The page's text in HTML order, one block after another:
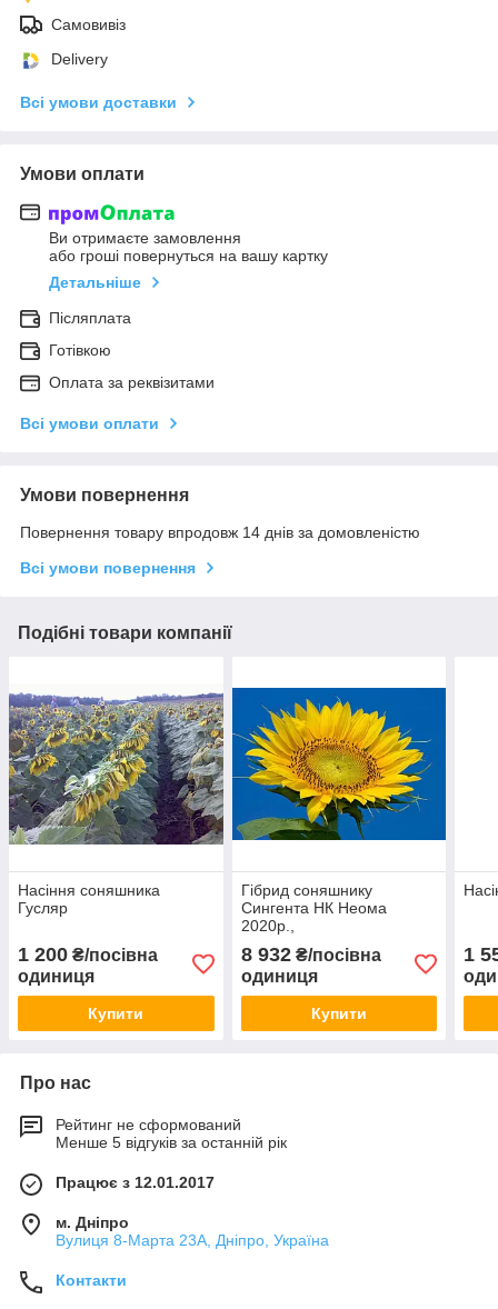
Самовивіз
Delivery
Всі умови доставки
Умови оплати
Ви отримаєте замовлення
або гроші повернуться на вашу картку
Детальніше
Післяплата
Готівкою
Оплата за реквізитами
Всі умови оплати
Умови повернення
Повернення товару впродовж 14 днів за домовленістю
Всі умови повернення
Подібні товари компанії
Насіння соняшника
Гусляр
1 200 ₴/посівна
одиниця
Купити
Гібрид соняшнику
Сингента НК Неома
2020р.,
8 932₴/посівна
одиниця
Купити
1
Про нас
Рейтинг не сформований
Менше 5 відгуків за останній рік
Працює з 12.01.2017
м. Дніпро
Вулиця 8-Марта 23А, Дніпро, Україна
Контакти